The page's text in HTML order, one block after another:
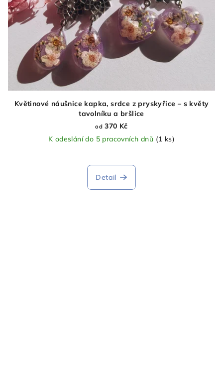
Květinové náušnice kapka, srdce z pryskyřice – s květy
tavolníku a bršlice
od 370 Kč
K odeslání do 5 pracovních dnů (1 ks)
Detail